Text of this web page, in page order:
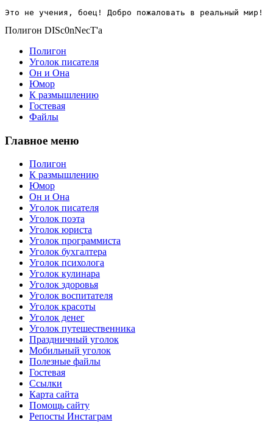
Это не учения, боец! Добро пожаловать в реальный мир!
Полигон DISc0nNecT'a
Полигон
Уголок писателя
Он и Она
Юмор
К размышлению
Гостевая
Файлы
Главное меню
Полигон
К размышлению
Юмор
Он и Она
Уголок писателя
Уголок поэта
Уголок юриста
Уголок программиста
Уголок бухгалтера
Уголок психолога
Уголок кулинара
Уголок здоровья
Уголок воспитателя
Уголок красоты
Уголок денег
Уголок путешественника
Праздничный уголок
Мобильный уголок
Полезные файлы
Гостевая
Ссылки
Карта сайта
Помощь сайту
Репосты Инстаграм